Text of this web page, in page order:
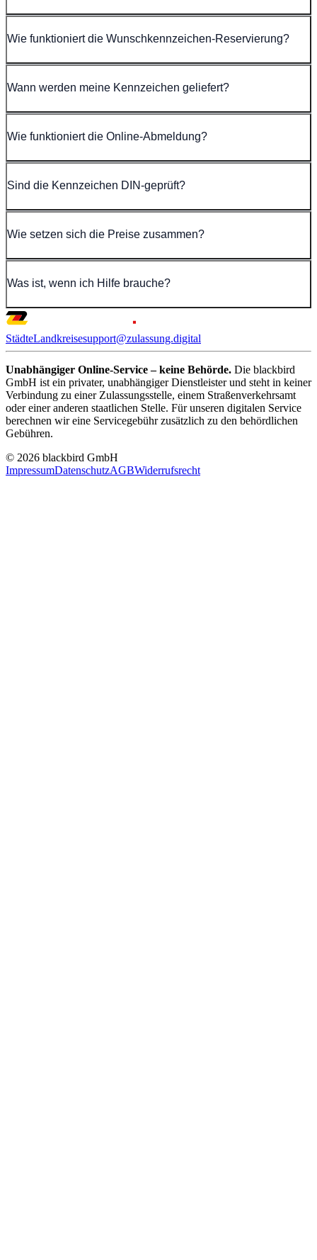
Wie funktioniert die Wunschkennzeichen-Reservierung?
Wann werden meine Kennzeichen geliefert?
Wie funktioniert die Online-Abmeldung?
Sind die Kennzeichen DIN-geprüft?
Wie setzen sich die Preise zusammen?
Was ist, wenn ich Hilfe brauche?
StädteLandkreisesupport@zulassung.digital
Unabhängiger Online-Service – keine Behörde. Die blackbird
GmbH ist ein privater, unabhängiger Dienstleister und steht in keiner
Verbindung zu einer Zulassungsstelle, einem Straßenverkehrsamt
oder einer anderen staatlichen Stelle. Für unseren digitalen Service
berechnen wir eine Servicegebühr zusätzlich zu den behördlichen
Gebühren.
© 2026 blackbird GmbH
ImpressumDatenschutzAGBWiderrufsrecht